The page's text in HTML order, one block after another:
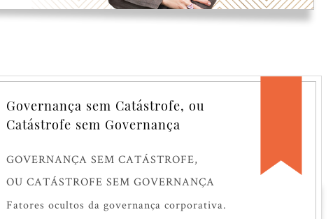
Governança sem Catástrofe, ou
Catástrofe sem Governança
GOVERNANÇA SEM CATÁSTROFE,
OU CATÁSTROFE SEM GOVERNANÇA
Fatores ocultos da governança corporativa.